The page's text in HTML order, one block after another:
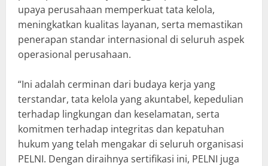
upaya perusahaan memperkuat tata kelola,
meningkatkan kualitas layanan, serta memastikan
penerapan standar internasional di seluruh aspek
operasional perusahaan.
“Ini adalah cerminan dari budaya kerja yang
terstandar, tata kelola yang akuntabel, kepedulian
terhadap lingkungan dan keselamatan, serta
komitmen terhadap integritas dan kepatuhan
hukum yang telah mengakar di seluruh organisasi
PELNI. Dengan diraihnya sertifikasi ini, PELNI juga